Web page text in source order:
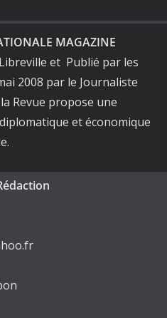
MAGAZINE
et Publié par les
2008 par le Journaliste
Revue propose une
et économique